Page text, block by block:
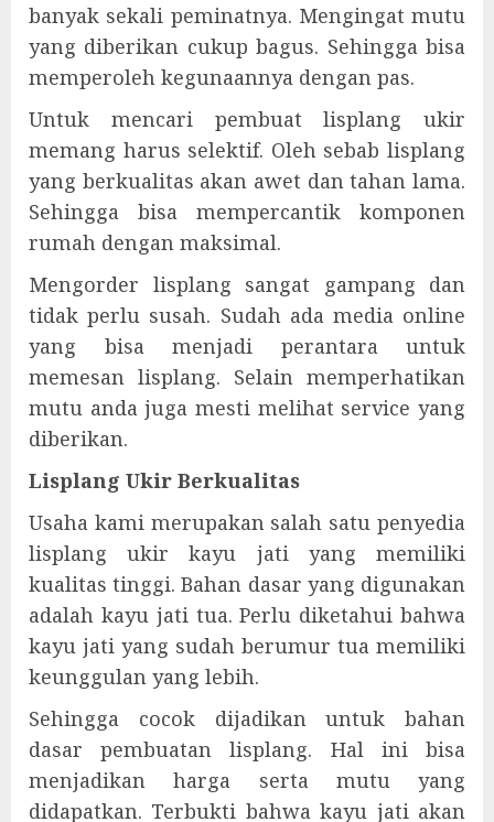
banyak sekali peminatnya. Mengingat mutu
yang diberikan cukup bagus. Sehingga bisa
memperoleh kegunaannya dengan pas.
Untuk mencari pembuat lisplang ukir
memang harus selektif. Oleh sebab lisplang
yang berkualitas akan awet dan tahan lama.
Sehingga bisa mempercantik komponen
rumah dengan maksimal.
Mengorder lisplang sangat gampang dan
tidak perlu susah. Sudah ada media online
yang bisa menjadi perantara untuk
memesan lisplang. Selain memperhatikan
mutu anda juga mesti melihat service yang
diberikan.
Lisplang Ukir Berkualitas
Usaha kami merupakan salah satu penyedia
lisplang ukir kayu jati yang memiliki
kualitas tinggi. Bahan dasar yang digunakan
adalah kayu jati tua. Perlu diketahui bahwa
kayu jati yang sudah berumur tua memiliki
keunggulan yang lebih.
Sehingga cocok dijadikan untuk bahan
dasar pembuatan lisplang. Hal ini bisa
menjadikan harga serta mutu yang
didapatkan. Terbukti bahwa kayu jati akan